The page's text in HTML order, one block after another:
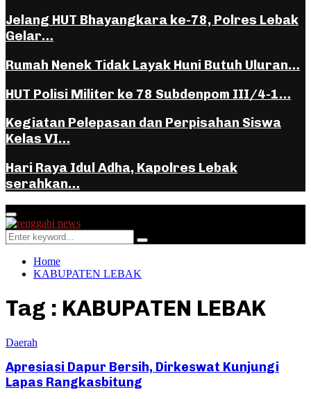
Jelang HUT Bhayangkara ke-78, Polres Lebak
Gelar…
Rumah Nenek Tidak Layak Huni Butuh Uluran…
HUT Polisi Militer ke 78 Subdenpom III/4-1…
Kegiatan Pelepasan dan Perpisahan Siswa
Kelas VI…
Hari Raya Idul Adha, Kapolres Lebak
serahkan…
Facebook
Instagram
Youtube
Whatsapp
Primary
Menu
Search
for:
Search
Home
KABUPATEN LEBAK
Tag : KABUPATEN LEBAK
Daerah
Apresiasi Dapur Bersih, Dirkeswat Kunjungi
Lapas Rangkasbitung